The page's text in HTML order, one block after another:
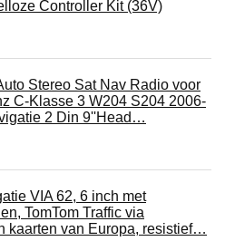
Controller Kit (36V)
Stereo Sat Nav Radio voor
C-Klasse 3 W204 S204 2006-
2 Din 9''Head…
VIA 62, 6 inch met
TomTom Traffic via
kaarten van Europa, resistief…